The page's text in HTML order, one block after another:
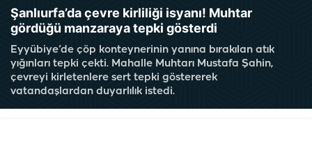
Şanlıurfa’da çevre kirliliği isyanı! Muhtar
gördüğü manzaraya tepki gösterdi
Eyyübiye’de çöp konteynerinin yanına bırakılan atık
yığınları tepki çekti. Mahalle Muhtarı Mustafa Şahin,
çevreyi kirletenlere sert tepki göstererek
vatandaşlardan duyarlılık istedi.